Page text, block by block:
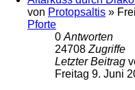
von Protopsaltis »
Pforte
0 Antworten
24708 Zugriffe
Letzter Beitrag
Freitag 9. Juni